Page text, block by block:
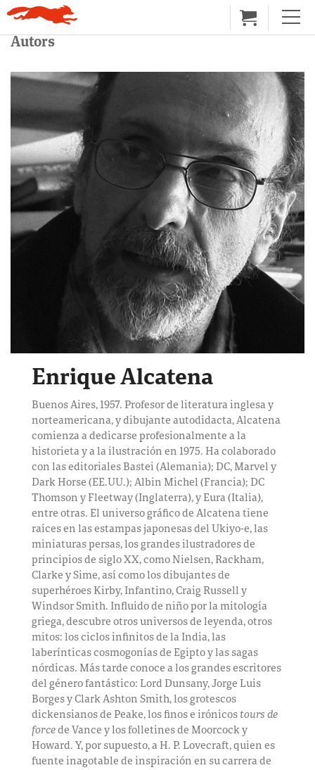
Autors
Enrique Alcatena
Buenos Aires, 1957. Profesor de literatura inglesa y
norteamericana, y dibujante autodidacta, Alcatena
comienza a dedicarse profesionalmente a la
historieta y a la ilustración en 1975. Ha colaborado
con las editoriales Bastei (Alemania); DC, Marvel y
Dark Horse (EE.UU.); Albin Michel (Francia); DC
Thomson y Fleetway (Inglaterra), y Eura (Italia),
entre otras. El universo gráfico de Alcatena tiene
raíces en las estampas japonesas del Ukiyo-e, las
miniaturas persas, los grandes ilustradores de
principios de siglo XX, como Nielsen, Rackham,
Clarke y Sime, así como los dibujantes de
superhéroes Kirby, Infantino, Craig Russell y
Windsor Smith. Influido de niño por la mitología
griega, descubre otros universos de leyenda, otros
mitos: los ciclos infinitos de la India, las
laberínticas cosmogonías de Egipto y las sagas
nórdicas. Más tarde conoce a los grandes escritores
del género fantástico: Lord Dunsany, Jorge Luis
Borges y Clark Ashton Smith, los grotescos
dickensianos de Peake, los finos e irónicostours de
forcede Vance y los folletines de Moorcock y
Howard. Y, por supuesto, a H. P. Lovecraft, quien es
fuente inagotable de inspiración en su carrera de